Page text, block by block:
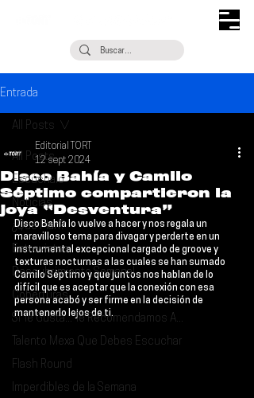
Entrada
All Posts
Escúchalo
Noticias
¿Qué Plan?
Entrevistas
Descubrimiento Semanal
Coberturas
Si Te Gusta... Te Recomendamos A...
Talento Mexa Que Debes Escuchar
Flash Round
Imperdibles de la Semana
All Posts
Disco Bahía y Camilo
Séptimo compartieron la
joya “Desventura”
Editorial TORT
12 sept 2024
Disco Bahía lo vuelve a hacer y nos regala un
maravilloso tema para divagar y perderte en un
instrumental excepcional cargado de groove y
texturas nocturnas a las cuales se han sumado
Camilo Séptimo y que juntos nos hablan de lo
difícil que es aceptar que la conexión con esa
persona acabó y ser firme en la decisión de
mantenerlo lejos de ti.